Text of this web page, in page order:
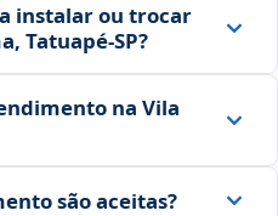
instalar ou trocar
Tatuapé‑SP?
na Vila
são aceitas?